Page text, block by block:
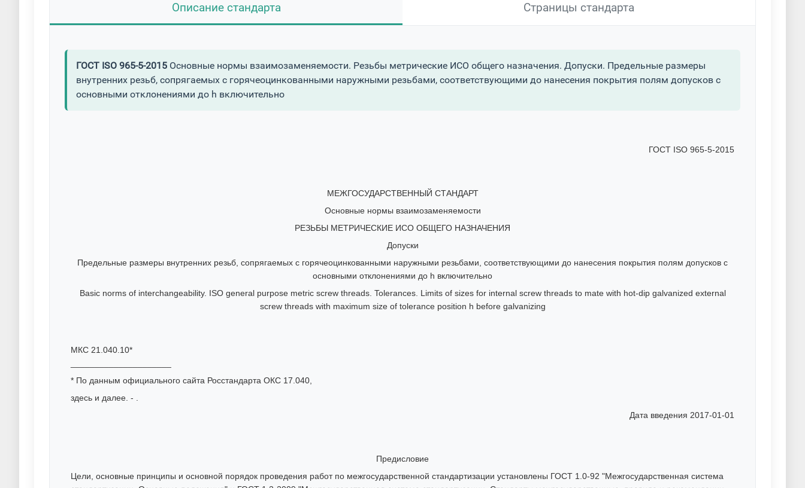
Описание стандарта Страницы стандарта
ГОСТ ISO 965-5-2015 Основные нормы взаимозаменяемости. Резьбы метрические ИСО общего назначения. Допуски. Предельные размеры
внутренних резьб, сопрягаемых с горячеоцинкованными наружными резьбами, соответствующими до нанесения покрытия полям допусков с
основными отклонениями до h включительно